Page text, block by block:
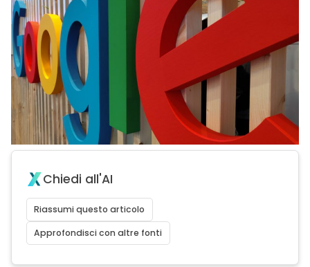
Chiedi all'AI
Riassumi questo articolo
Approfondisci con altre fonti